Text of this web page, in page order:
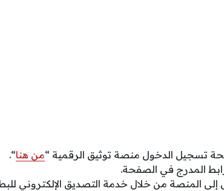
تسجيل الدخول منصة توثيق الرقمية “من هنا“.
المدرج في الصفحة.
المنصة من خلال خدمة التصديق الإلكتروني